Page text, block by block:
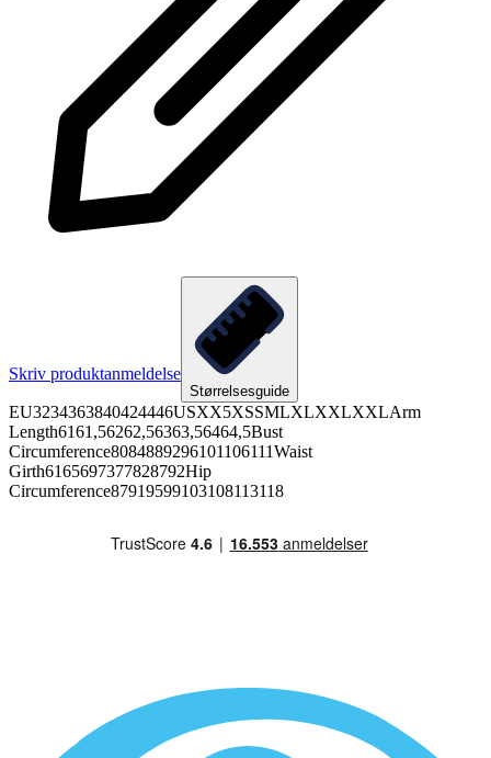
Skriv produktanmeldelse
Størrelsesguide
EU3234363840424446USXX5XSSMLXLXXLXXLArm
Length6161,56262,56363,56464,5Bust
Circumference8084889296101106111Waist
Girth6165697377828792Hip
Circumference87919599103108113118